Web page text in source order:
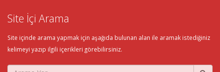
Site İçi Arama
Site içinde arama yapmak için aşağıda bulunan alan ile aramak istediğiniz
kelimeyi yazıp ilgili içerikleri görebilirsiniz.